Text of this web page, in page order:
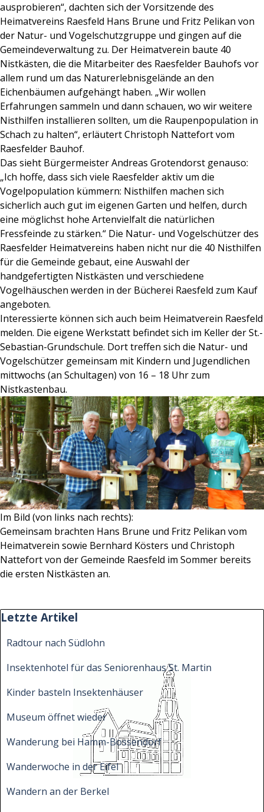
ausprobieren“, dachten sich der Vorsitzende des
Heimatvereins Raesfeld Hans Brune und Fritz Pelikan von
der Natur- und Vogelschutzgruppe und gingen auf die
Gemeindeverwaltung zu. Der Heimatverein baute 40
Nistkästen, die die Mitarbeiter des Raesfelder Bauhofs vor
allem rund um das Naturerlebnisgelände an den
Eichenbäumen aufgehängt haben. „Wir wollen
Erfahrungen sammeln und dann schauen, wo wir weitere
Nisthilfen installieren sollten, um die Raupenpopulation in
Schach zu halten“, erläutert Christoph Nattefort vom
Raesfelder Bauhof.
Das sieht Bürgermeister Andreas Grotendorst genauso:
„Ich hoffe, dass sich viele Raesfelder aktiv um die
Vogelpopulation kümmern: Nisthilfen machen sich
sicherlich auch gut im eigenen Garten und helfen, durch
eine möglichst hohe Artenvielfalt die natürlichen
Fressfeinde zu stärken.“ Die Natur- und Vogelschützer des
Raesfelder Heimatvereins haben nicht nur die 40 Nisthilfen
für die Gemeinde gebaut, eine Auswahl der
handgefertigten Nistkästen und verschiedene
Vogelhäuschen werden in der Bücherei Raesfeld zum Kauf
angeboten.
Interessierte können sich auch beim Heimatverein Raesfeld
melden. Die eigene Werkstatt befindet sich im Keller der St.-
Sebastian-Grundschule. Dort treffen sich die Natur- und
Vogelschützer gemeinsam mit Kindern und Jugendlichen
mittwochs (an Schultagen) von 16 – 18 Uhr zum
Nistkastenbau.
Im Bild (von links nach rechts):
Gemeinsam brachten Hans Brune und Fritz Pelikan vom
Heimatverein sowie Bernhard Kösters und Christoph
Nattefort von der Gemeinde Raesfeld im Sommer bereits
die ersten Nistkästen an.
Block überspringen Letzte Artikel
Letzte Artikel
Radtour nach Südlohn
Insektenhotel für das Seniorenhaus St. Martin
Kinder basteln Insektenhäuser
Museum öffnet wieder
Wanderung bei Hamm-Bossendorf
Wanderwoche in der Eifel
Wandern an der Berkel